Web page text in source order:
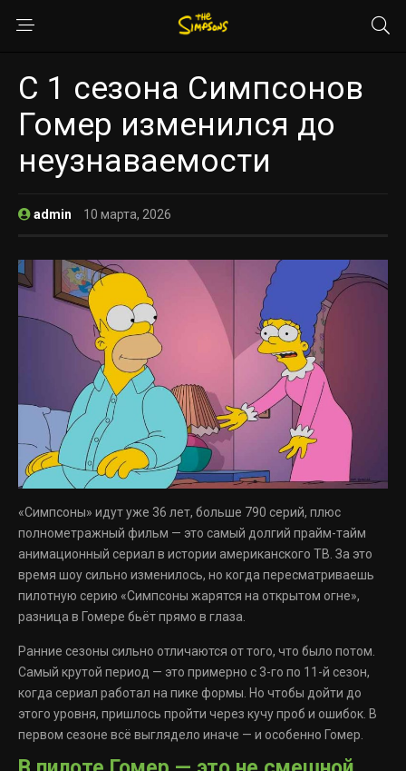
С 1 сезона Симпсонов
Гомер изменился до
неузнаваемости
admin 10 марта, 2026
«Симпсоны» идут уже 36 лет, больше 790 серий, плюс
полнометражный фильм — это самый долгий прайм-тайм
анимационный сериал в истории американского ТВ. За это
время шоу сильно изменилось, но когда пересматриваешь
пилотную серию «Симпсоны жарятся на открытом огне»,
разница в Гомере бьёт прямо в глаза.
Ранние сезоны сильно отличаются от того, что было потом.
Самый крутой период — это примерно с 3-го по 11-й сезон,
когда сериал работал на пике формы. Но чтобы дойти до
этого уровня, пришлось пройти через кучу проб и ошибок. В
первом сезоне всё выглядело иначе — и особенно Гомер.